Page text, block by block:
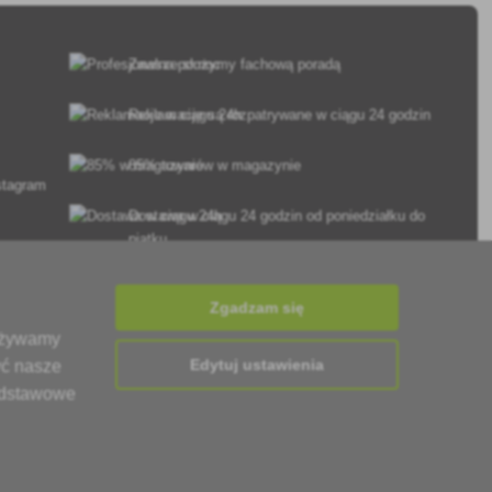
Zawsze służymy fachową poradą
Reklamacje są rozpatrywane w ciągu 24 godzin
85% towarów w magazynie
Dostawa w ciągu 24 godzin od poniedziałku do
piątku
nasze
Zgadzam się
Edytuj ustawienia